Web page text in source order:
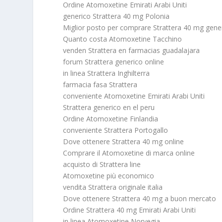
Ordine Atomoxetine Emirati Arabi Uniti
generico Strattera 40 mg Polonia
Miglior posto per comprare Strattera 40 mg
Quanto costa Atomoxetine Tacchino
venden Strattera en farmacias guadalajara
forum Strattera generico online
in linea Strattera Inghilterra
farmacia fasa Strattera
conveniente Atomoxetine Emirati Arabi Uniti
Strattera generico en el peru
Ordine Atomoxetine Finlandia
conveniente Strattera Portogallo
Dove ottenere Strattera 40 mg online
Comprare il Atomoxetine di marca online
acquisto di Strattera line
Atomoxetine più economico
vendita Strattera originale italia
Dove ottenere Strattera 40 mg a buon mercato
Ordine Strattera 40 mg Emirati Arabi Uniti